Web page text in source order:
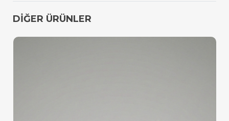
DİĞER ÜRÜNLER